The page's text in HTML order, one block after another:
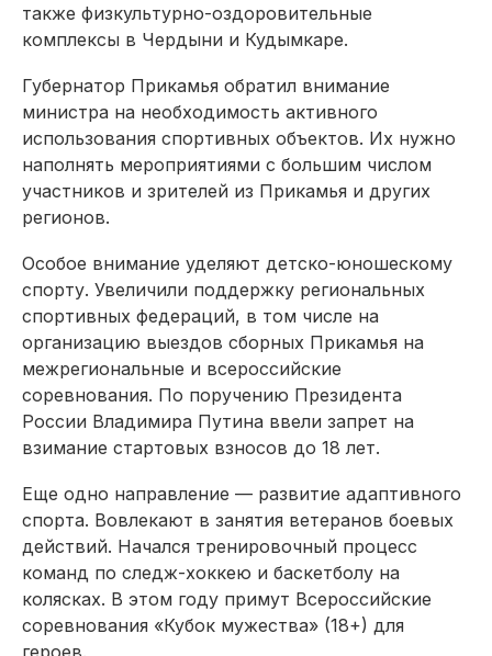
также физкультурно-оздоровительные
комплексы в Чердыни и Кудымкаре.
Губернатор Прикамья обратил внимание
министра на необходимость активного
использования спортивных объектов. Их нужно
наполнять мероприятиями с большим числом
участников и зрителей из Прикамья и других
регионов.
Особое внимание уделяют детско-юношескому
спорту. Увеличили поддержку региональных
спортивных федераций, в том числе на
организацию выездов сборных Прикамья на
межрегиональные и всероссийские
соревнования. По поручению Президента
России Владимира Путина ввели запрет на
взимание стартовых взносов до 18 лет.
Еще одно направление — развитие адаптивного
спорта. Вовлекают в занятия ветеранов боевых
действий. Начался тренировочный процесс
команд по следж-хоккею и баскетболу на
колясках. В этом году примут Всероссийские
соревнования «Кубок мужества» (18+) для
героев.